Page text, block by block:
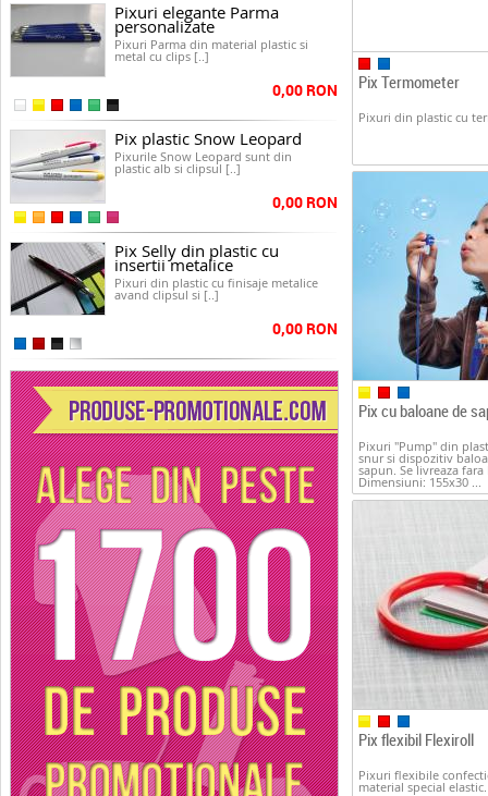
Pixuri elegante Parma
personalizate
Pixuri Parma din material plastic si
metal cu clips [..]
0,00 RON
Pix plastic Snow Leopard
Pixurile Snow Leopard sunt din
plastic alb si clipsul [..]
0,00 RON
Pix Selly din plastic cu
insertii metalice
Pixuri din plastic cu finisaje metalice
avand clipsul si [..]
0,00 RON
Pix Termometer
Pixuri din plastic cu
Pix cu baloane de
Pixuri "Pump" din
snur si dispozitiv
sapun. Se livreaza
Dimensiuni: 155x30 ...
Pix flexibil Flexiroll
Pixuri flexibile
material special elastic.